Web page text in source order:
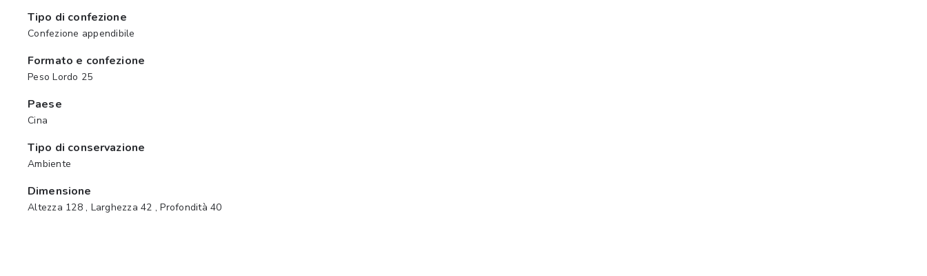
Tipo di confezione
Confezione appendibile
Formato e confezione
Peso Lordo 25
Paese
Cina
Tipo di conservazione
Ambiente
Dimensione
Altezza 128 , Larghezza 42 , Profondità 40